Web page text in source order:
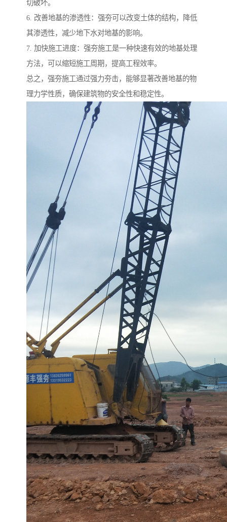
切破坏。
6. 改善地基的渗透性：强夯可以改变土体的结构，降低
其渗透性，减少地下水对地基的影响。
7. 加快施工进度：强夯施工是一种快速有效的地基处理
方法，可以缩短施工周期，提高工程效率。
总之，强夯施工通过强力夯击，能够显著改善地基的物
理力学性质，确保建筑物的安全性和稳定性。